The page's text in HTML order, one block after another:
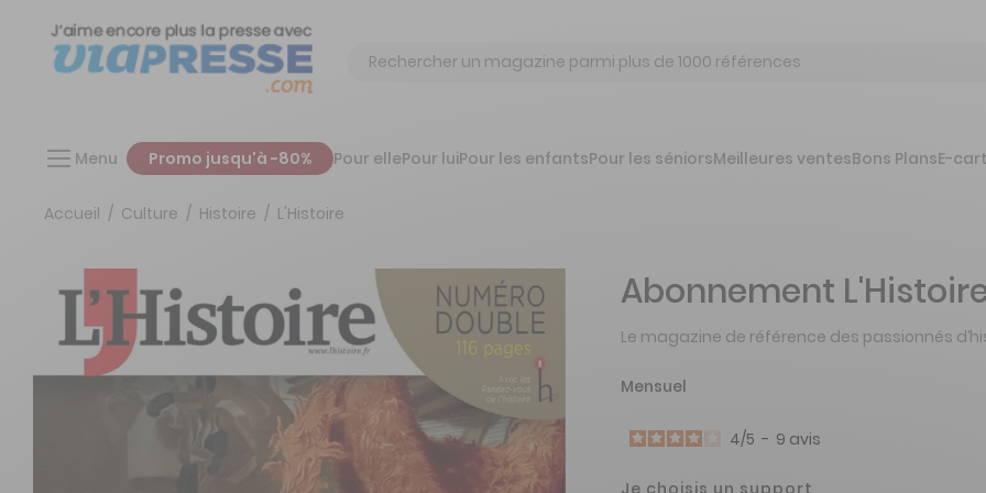
Chercher
Menu Promo jusqu'à -80% Pour ellePour luiPour les enfantsPour les séniorsMeilleures ventesBons PlansE-
Accueil Culture Histoire L'Histoire
Abonnement
Le magazine de référence des passionnés
Mensuel
4/5 - 9 avis
Je choisis un support